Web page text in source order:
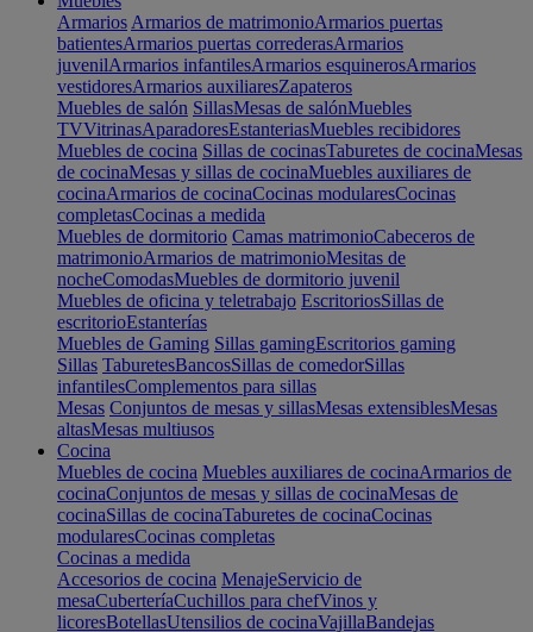
Armarios Armarios de matrimonioArmarios puertas
batientesArmarios puertas correderasArmarios
juvenilArmarios infantilesArmarios esquinerosArmarios
vestidoresArmarios auxiliaresZapateros
Muebles de salón SillasMesas de salónMuebles
TVVitrinasAparadoresEstanteriasMuebles recibidores
Muebles de cocina Sillas de cocinasTaburetes de cocinaMesas
de cocinaMesas y sillas de cocinaMuebles auxiliares de
cocinaArmarios de cocinaCocinas modularesCocinas
completasCocinas a medida
Muebles de dormitorio Camas matrimonioCabeceros de
matrimonioArmarios de matrimonioMesitas de
nocheComodasMuebles de dormitorio juvenil
Muebles de oficina y teletrabajo EscritoriosSillas de
escritorioEstanterías
Muebles de Gaming Sillas gamingEscritorios gaming
Sillas TaburetesBancosSillas de comedorSillas
infantilesComplementos para sillas
Mesas Conjuntos de mesas y sillasMesas extensiblesMesas
altasMesas multiusos
Cocina
Muebles de cocina Muebles auxiliares de cocinaArmarios de
cocinaConjuntos de mesas y sillas de cocinaMesas de
cocinaSillas de cocinaTaburetes de cocinaCocinas
modularesCocinas completas
Cocinas a medida
Accesorios de cocina MenajeServicio de
mesaCuberteríaCuchillos para chefVinos y
licoresBotellasUtensilios de cocinaVajillaBandejas